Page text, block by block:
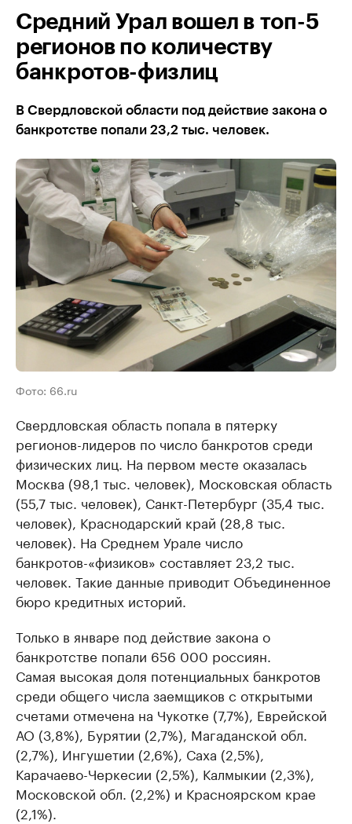
Средний Урал вошел в топ-5
регионов по количеству
банкротов-физлиц
В Свердловской области под действие закона о
банкротстве попали 23,2 тыс. человек.
Фото: 66.ru
Свердловская область попала в пятерку
регионов-лидеров по число банкротов среди
физических лиц. На первом месте оказалась
Москва (98,1 тыс. человек), Московская область
(55,7 тыс. человек), Санкт-Петербург (35,4 тыс.
человек), Краснодарский край (28,8 тыс.
человек). На Среднем Урале число
банкротов-«физиков» составляет 23,2 тыс.
человек. Такие данные приводит Объединенное
бюро кредитных историй.
Только в январе под действие закона о
банкротстве попали 656 000 россиян.
Самая высокая доля потенциальных банкротов
среди общего числа заемщиков с открытыми
счетами отмечена на Чукотке (7,7%), Еврейской
АО (3,8%), Бурятии (2,7%), Магаданской обл.
(2,7%), Ингушетии (2,6%), Саха (2,5%),
Карачаево-Черкесии (2,5%), Калмыкии (2,3%),
Московской обл. (2,2%) и Красноярском крае
(2,1%).